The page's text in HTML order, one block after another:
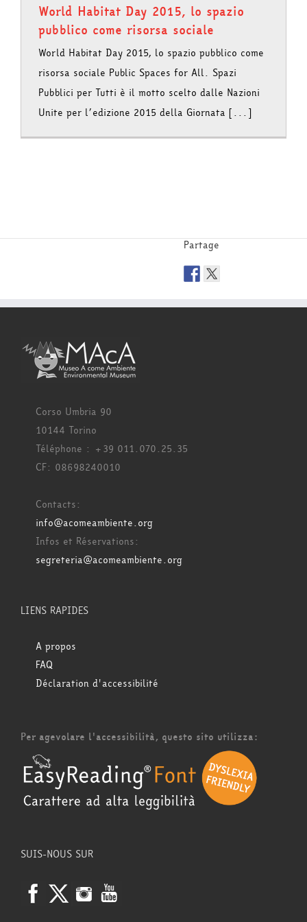
World Habitat Day 2015, lo spazio
pubblico come risorsa sociale
World Habitat Day 2015, lo spazio pubblico come
risorsa sociale Public Spaces for All. Spazi
Pubblici per Tutti è il motto scelto dalle Nazioni
Unite per l’edizione 2015 della Giornata [...]
Partage
Corso Umbria 90
10144 Torino
Téléphone : +39 011.070.25.35
CF: 08698240010
Contacts:
info@acomeambiente.org
Infos et Réservations:
segreteria@acomeambiente.org
LIENS RAPIDES
A propos
FAQ
Déclaration d'accessibilité
Per agevolare l'accessibilità, questo sito utilizza:
SUIS-NOUS SUR